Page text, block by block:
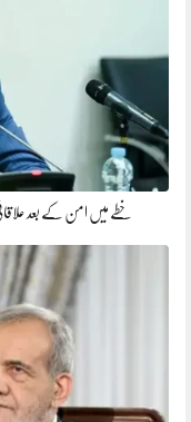
خطے میں امن کے بعد